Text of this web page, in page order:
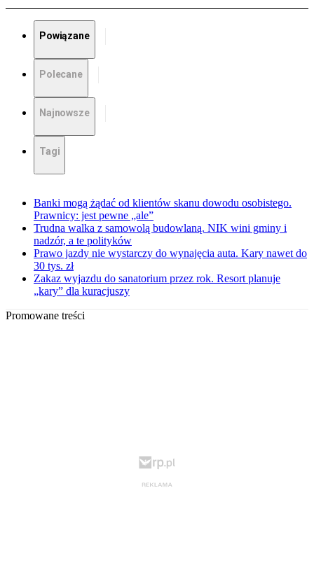
Powiązane
Polecane
Najnowsze
Tagi
Banki mogą żądać od klientów skanu dowodu osobistego.
Prawnicy: jest pewne „ale”
Trudna walka z samowolą budowlaną. NIK wini gminy i
nadzór, a te polityków
Prawo jazdy nie wystarczy do wynajęcia auta. Kary nawet do
30 tys. zł
Zakaz wyjazdu do sanatorium przez rok. Resort planuje
„kary” dla kuracjuszy
Promowane treści